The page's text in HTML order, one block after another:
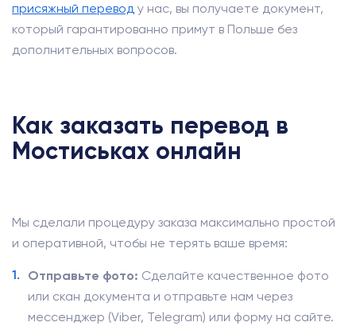
присяжный перевод у нас, вы получаете документ,
который гарантированно примут в Польше без
дополнительных вопросов.
Как заказать перевод в
Мостиськах онлайн
Мы сделали процедуру заказа максимально простой
и оперативной, чтобы не терять ваше время:
Отправьте фото: Сделайте качественное фото
или скан документа и отправьте нам через
мессенджер (Viber, Telegram) или форму на сайте.